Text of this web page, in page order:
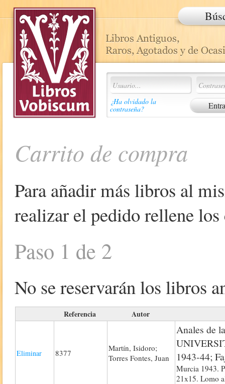
¿Ha olvidado la
contraseña?
Carrito de compra
Para añadir más libros al
realizar el pedido rellene
Paso 1 de 2
No se reservarán los libros
Referencia Autor
Eliminar 8377
Martín, Isidoro;
Torres Fontes, Juan
Anales de
1943-44;
Murcia 1943.
21x15. Lomo